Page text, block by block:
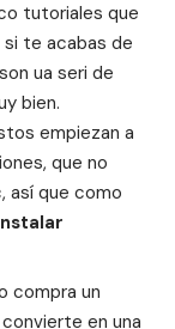
tutoriales que
te acabas de
ua seri de
bien.
empiezan a
que no
así que como
compra un
en una